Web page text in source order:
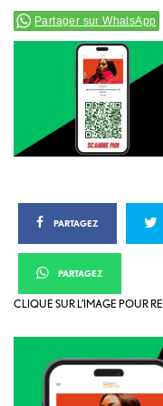
Partager sur WhatsApp
PARTAGEZ
PARTAGEZ
CLIQUE SUR L’IMAGE POUR